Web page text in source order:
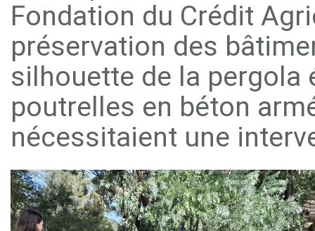
Fondation du Crédit
préservation des
silhouette de la pergola
poutrelles en béton
nécessitaient une